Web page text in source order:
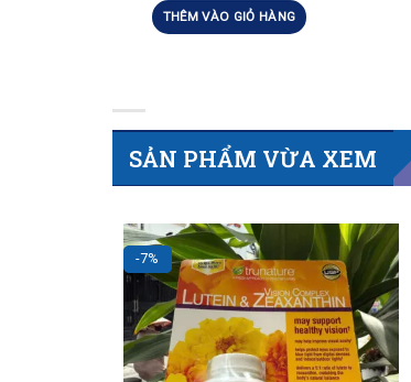
THÊM VÀO GIỎ HÀNG
SẢN PHẨM VỪA XEM
-7%